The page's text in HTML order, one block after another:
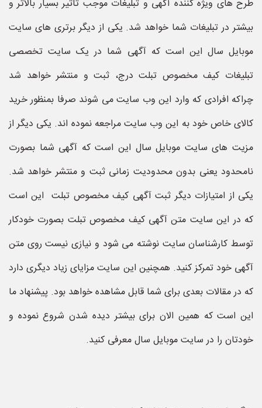
طرح های ویژه کننده آگهی و تبلیغات موجب تاثیر بسیار بالاتر و
بیشتر در تبلیغات شما خواهد شد. یکی از دیگر برتری های سایت
موبایل سال این است که آگهی شما در یک سایت تخصصی
تبلیغات کیف مخصوص تبلت درج، ثبت و منتشر خواهد شد
چراکه افرادی که وارد این وب سایت می شوند صرفا بمنظور خرید
کالای خاص خود به این وب سایت مراجعه نموده اند. یکی دیگر از
مزیت های سایت موبایل سال این است که آگهی شما بصورت
نامحدود یعنی بدون محدودیت زمانی ثبت و منتشر خواهد شد.
یکی از امتیازات دیگر ثبت آگهی کیف مخصوص تبلت این است
که در این سایت متن آگهی کیف مخصوص تبلت بصورت خودکار
توسط کارشناسان سایت نوشته می شود و نیازی نیست روی متن
آگهی خود تمرکز کنید. همچنین این سایت مزایای زیاد دیگری دارد
که در مقالات بعدی برای شما قابل مشاهده خواهد بود. پیشنهاد ما
این است که همین الان برای بیشتر دیده شدن شروع نموده و
خودتان را در سایت موبایل سال معرفی کنید.